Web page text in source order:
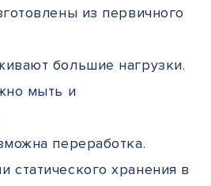
из первичного
большие нагрузки.
мыть и
переработка.
статического хранения в